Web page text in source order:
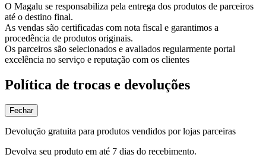
O Magalu se responsabiliza pela entrega dos produtos de parceiros
até o destino final.
As vendas são certificadas com nota fiscal e garantimos a
procedência de produtos originais.
Os parceiros são selecionados e avaliados regularmente portal
excelência no serviço e reputação com os clientes
Política de trocas e devoluções
Fechar
Devolução gratuita para produtos vendidos por lojas parceiras
Devolva seu produto em até 7 dias do recebimento.